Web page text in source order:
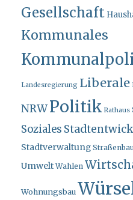
Gesellschaft
Kommunales
Landesregierung Liberale
NRWPolitik Rathaus
Soziales
Stadtverwaltung Straßenbau
Umwelt Wahlen
Wohnungsbau